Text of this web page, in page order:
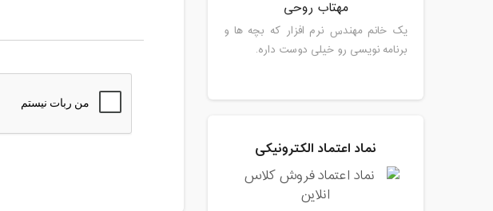
مهتاب روحی
یک خانم مهندس نرم افزار که بچه ها و
برنامه نویسی رو خیلی دوست داره.
نماد اعتماد الکترونیکی